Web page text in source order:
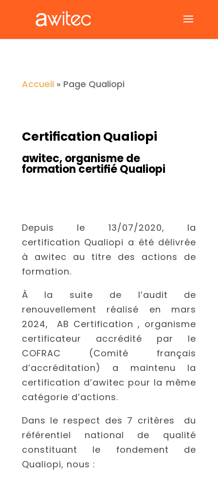
Accueil » Page Qualiopi
Certification Qualiopi
awitec, organisme de
formation certifié Qualiopi
Depuis le 13/07/2020, la
certification Qualiopi a été délivrée
à awitec au titre des actions de
formation.
À la suite de l’audit de
renouvellement réalisé en mars
2024, AB Certification , organisme
certificateur accrédité par le
COFRAC (Comité français
d’accréditation) a maintenu la
certification d’awitec pour la même
catégorie d’actions.
Dans le respect des 7 critères du
référentiel national de qualité
constituant le fondement de
Qualiopi, nous :